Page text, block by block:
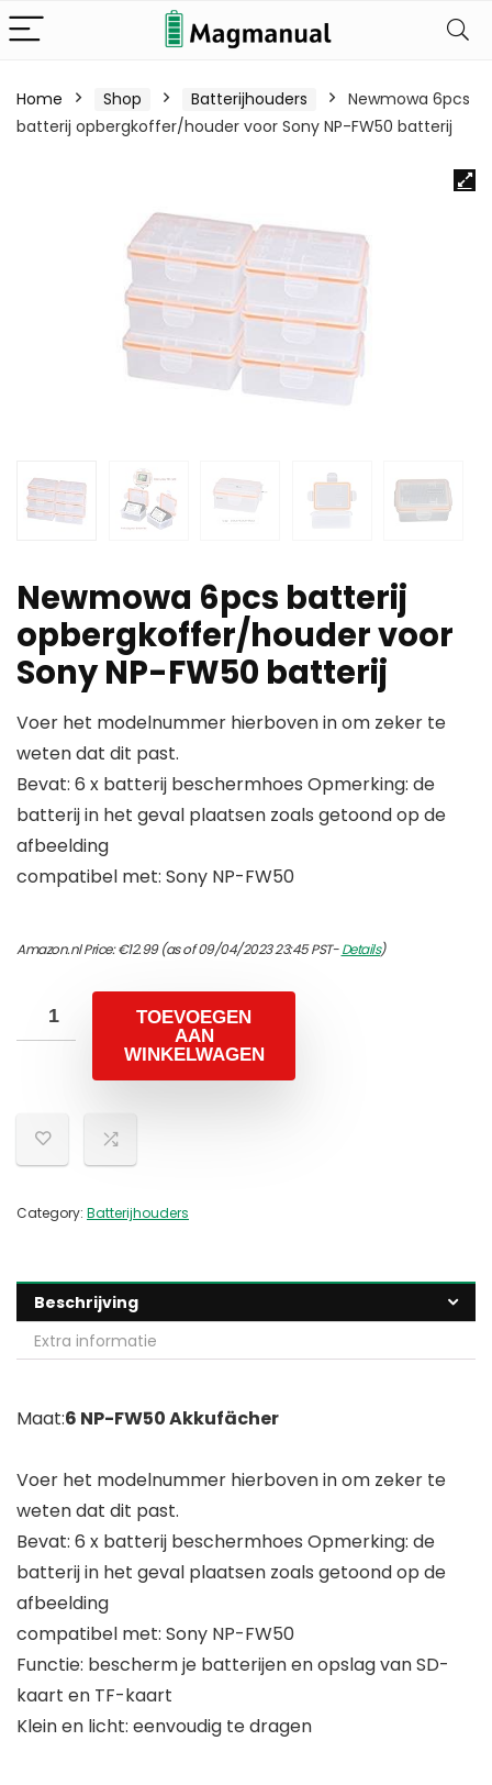
Home Shop Batterijhouders
Newmowa 6pcs
batterij opbergkoffer/houder voor Sony NP-FW50 batterij
Newmowa 6pcs batterij
opbergkoffer/houder voor
Sony NP-FW50 batterij
Voer het modelnummer hierboven in om zeker te
weten dat dit past.
Bevat: 6 x batterij beschermhoes Opmerking: de
batterij in het geval plaatsen zoals getoond op de
afbeelding
compatibel met: Sony NP-FW50
Amazon.nl Price:€12.99(as of 09/04/2023 23:45 PST-Details)
TOEVOEGEN
AAN
WINKELWAGEN
Category: Batterijhouders
Beschrijving
Extra informatie
Maat:6 NP-FW50 Akkufächer
Voer het modelnummer hierboven in om zeker te
weten dat dit past.
Bevat: 6 x batterij beschermhoes Opmerking: de
batterij in het geval plaatsen zoals getoond op de
afbeelding
compatibel met: Sony NP-FW50
Functie: bescherm je batterijen en opslag van SD-
kaart en TF-kaart
Klein en licht: eenvoudig te dragen